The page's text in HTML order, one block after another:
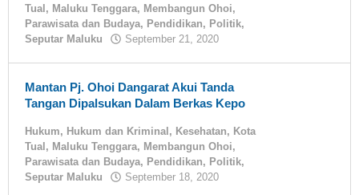
Tual , Maluku Tenggara, Membangun Ohoi,
Parawisata dan Budaya, Pendidikan, Politik,
Seputar Maluku
September 21, 2020
Mantan Pj. Ohoi Dangarat Akui Tanda
Tangan Dipalsukan Dalam Berkas Kepo
Hukum, Hukum dan Kriminal , Kesehatan, Kota
Tual , Maluku Tenggara, Membangun Ohoi,
Parawisata dan Budaya, Pendidikan, Politik,
Seputar Maluku
September 18, 2020